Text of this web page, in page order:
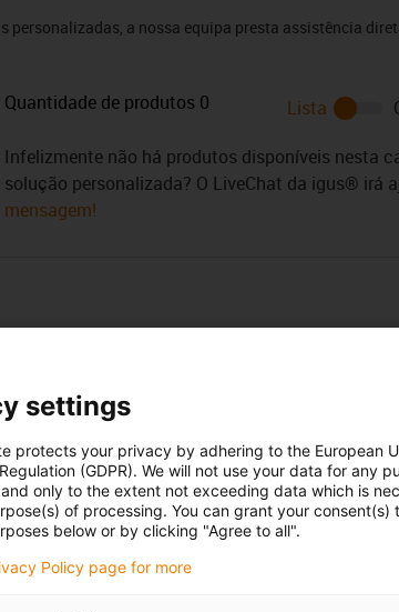
personalizadas, a nossa equipa presta assistência
Quantidade de produtos 0 Lista
Infelizmente não há produtos disponíveis nesta
solução personalizada? O LiveChat da igus® irá
mensagem!
esclarecer as
911 928 534*
Consulta
Pessoalmente
settings
protects your privacy by adhering to the European
(GDPR). We will not use your data for any
only to the extent not exceeding data which is
of processing. You can grant your consent(s)
below or by clicking "Agree to all".
Policy page for more